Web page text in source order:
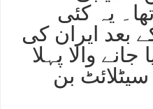
یہ کئی
بعد ایران کی
والا پہلا
بن